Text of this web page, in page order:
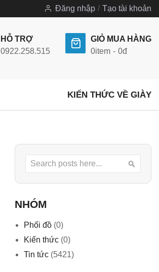
Đăng nhập Tạo tài khoản
HỖ TRỢ
0922.258.515
GIỎ MUA HÀNG
0item 0đ
KIẾN THỨC VỀ GIÀY
Search
NHÓM
Phối đồ (0)
Kiến thức (0)
Tin tức (5421)